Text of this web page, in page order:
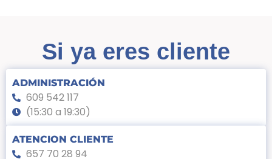
Si ya eres cliente
ADMINISTRACIÓN
609 542 117
(15:30 a 19:30)
ATENCION CLIENTE
657 70 28 94